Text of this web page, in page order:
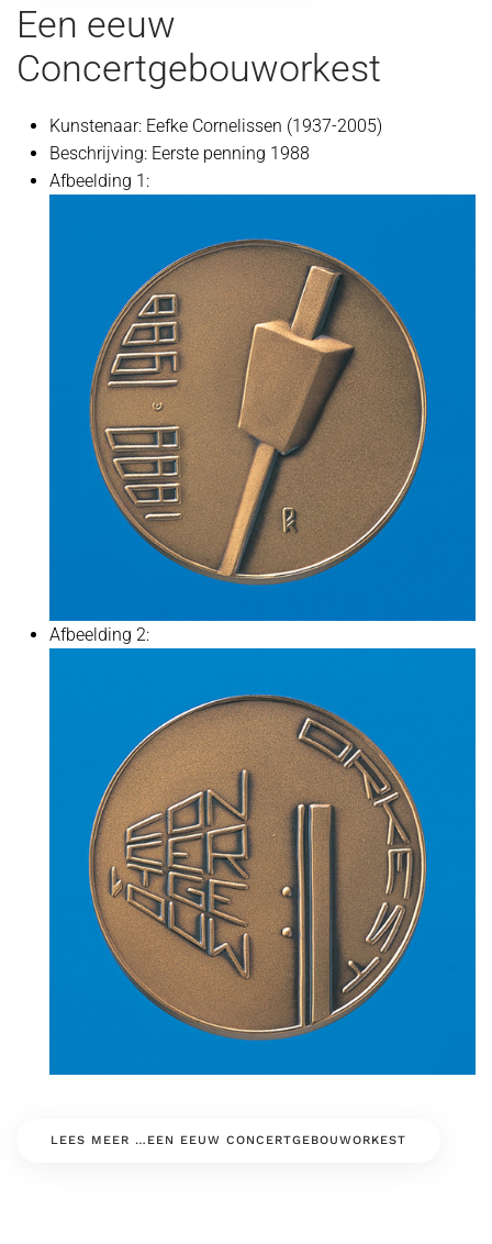
Een eeuw
Concertgebouworkest
Kunstenaar: Eefke Cornelissen (1937-2005)
Beschrijving: Eerste penning 1988
Afbeelding 1:
Afbeelding 2:
LEES MEER …EEN EEUW CONCERTGEBOUWORKEST